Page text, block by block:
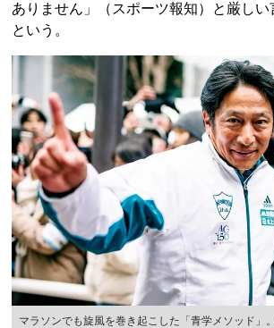
ありません」（スポーツ報知）と厳しい
という。
マラソンでも旋風を巻き起こした「青学メソッド」